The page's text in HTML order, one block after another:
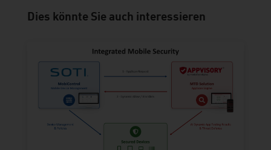
Dies könnte Sie auch interessieren